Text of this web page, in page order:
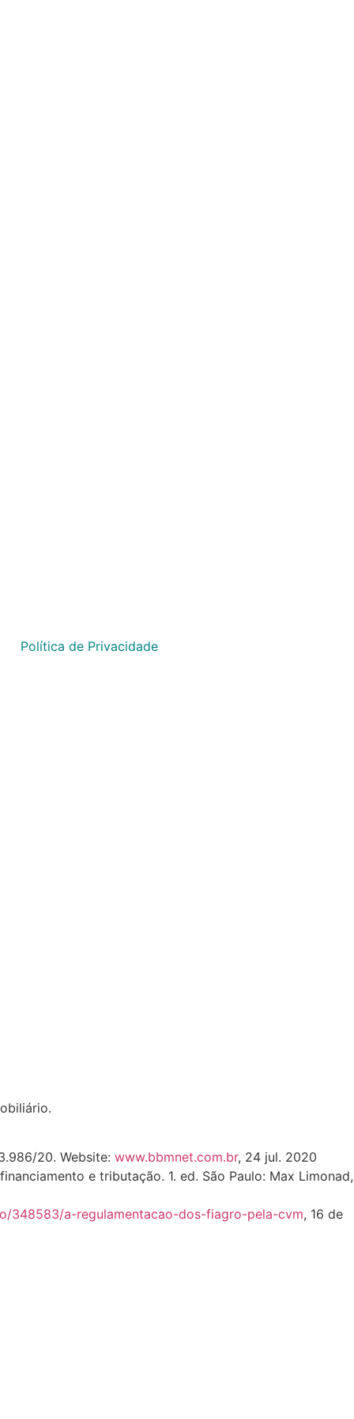
Política de Privacidade
20. Website: www.bbmnet.com.br, 24 jul. 2020
e tributação. 1. ed. São Paulo: Max Limonad,
348583/a-regulamentacao-dos-fiagro-pela-cvm, 16 de